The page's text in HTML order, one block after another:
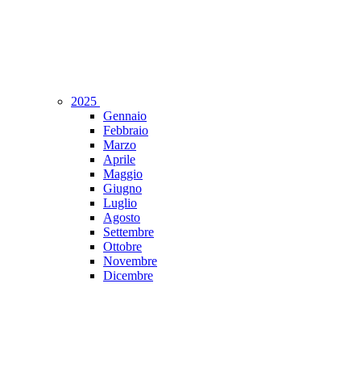
2025
Gennaio
Febbraio
Marzo
Aprile
Maggio
Giugno
Luglio
Agosto
Settembre
Ottobre
Novembre
Dicembre